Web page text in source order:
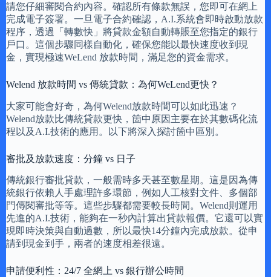
請您仔細審閱合約內容。確認所有條款無誤，您即可在網上
完成電子簽署。一旦電子合約確認，A.I.系統會即時啟動放款
程序，透過「轉數快」將貸款金額自動轉賬至您指定的銀行
戶口。這個步驟同樣自動化，確保您能以最快速度收到現
金，實現極速WeLend 放款時間，滿足您的資金需求。
Welend 放款時間 vs 傳統貸款：為何WeLend更快？
大家可能會好奇，為何Welend放款時間可以如此迅速？
Welend放款比傳統貸款更快，箇中原因主要在於其數碼化流
程以及A.I.技術的應用。以下將深入探討箇中區別。
審批及放款速度：分鐘 vs 日子
傳統銀行審批貸款，一般需時多天甚至數星期。這是因為傳
統銀行依賴人手處理許多環節，例如人工核對文件、多個部
門傳閱審批等等。這些步驟都需要較長時間。Welend則運用
先進的A.I.技術，能夠在一秒內計算出貸款報價。它還可以實
現即時決策與自動過數，所以最快14分鐘內完成放款。從申
請到現金到手，兩者的速度相差很遠。
申請便利性：24/7 全網上 vs 銀行辦公時間